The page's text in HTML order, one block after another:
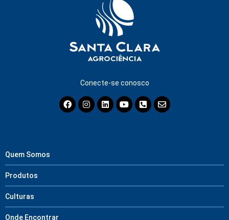
Conecte-se conosco
Quem Somos
Produtos
Culturas
Onde Encontrar